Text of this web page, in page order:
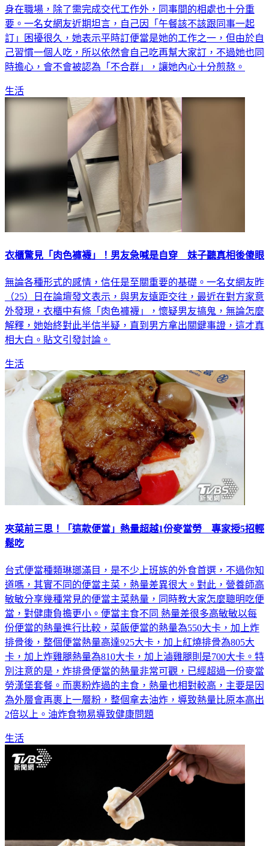
身在職場，除了需完成交代工作外，同事間的相處也十分重
要。一名女網友近期坦言，自己因「午餐該不該跟同事一起
訂」困擾很久，她表示平時訂便當是她的工作之一，但由於自
己習慣一個人吃，所以依然會自己吃再幫大家訂，不過她也同
時擔心，會不會被認為「不合群」，讓她內心十分煎熬。
生活
衣櫃驚見「肉色褲襪」！男友急喊是自穿 妹子聽真相後傻眼
無論各種形式的感情，信任是至關重要的基礎。一名女網友昨
（25）日在論壇發文表示，與男友遠距交往，最近在對方家意
外發現，衣櫃中有條「肉色褲襪」，懷疑男友搞鬼，無論怎麼
解釋，她始終對此半信半疑，直到男方拿出關鍵事證，這才真
相大白。貼文引發討論。
生活
夾菜前三思！「這款便當」熱量超越1份麥當勞 專家授5招輕
鬆吃
台式便當種類琳瑯滿目，是不少上班族的外食首選，不過你知
道嗎，其實不同的便當主菜，熱量差異很大。對此，營養師高
敏敏分享幾種常見的便當主菜熱量，同時教大家怎麼聰明吃便
當，對健康負擔更小。便當主食不同 熱量差很多高敏敏以每
份便當的熱量進行比較，菜飯便當的熱量為550大卡，加上炸
排骨後，整個便當熱量高達925大卡，加上紅燒排骨為805大
卡，加上炸雞腿熱量為810大卡，加上滷雞腿則是700大卡。特
別注意的是，炸排骨便當的熱量非常可觀，已經超過一份麥當
勞漢堡套餐。而裹粉炸過的主食，熱量也相對較高，主要是因
為外層會再裹上一層粉，整個拿去油炸，導致熱量比原本高出
2倍以上。油炸食物易導致健康問題
生活